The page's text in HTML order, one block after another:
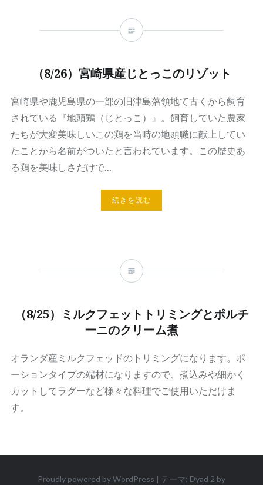
（8/26）宮崎県産じとっこのリゾット
宮崎県や鹿児島県の一部の旧津島藩領地て古くから飼育
されている『地頭鶏（じとっこ）』。飼育していた農家
たちが大変美味しいこの鶏を当時の地頭職に献上してい
たことから名前がついたと言われています。この歴史あ
る鶏を美味しさだけで…
続きを読む
（8/25）ミルクフェットトリミングとポルチ
ーニのクリーム煮
オランダ産ミルクフェッドのトリミングになります。ポ
ーションタイプの端材になりますので、煮込みや細かく
カットしてラグーなど様々な料理でご使用いただけま
す。
Proudly powered by WordPress | テーマ: Dyad 2 by